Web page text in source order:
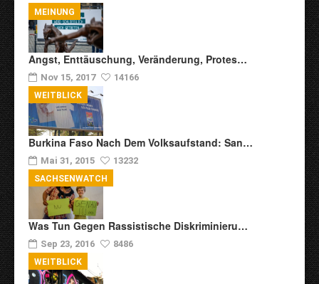
Angst, Enttäuschung, Veränderung, Protes…
Nov 15, 2017 14166
MEINUNG
Burkina Faso Nach Dem Volksaufstand: San…
Mai 31, 2015 13232
WEITBLICK
Was Tun Gegen Rassistische Diskriminieru…
Sep 23, 2016 8486
SACHSENWATCH
WEITBLICK